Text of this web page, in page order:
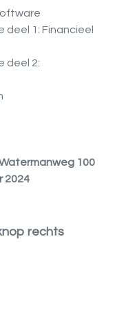
deel 1: Financieel
deel 2:
100
2024
rechts